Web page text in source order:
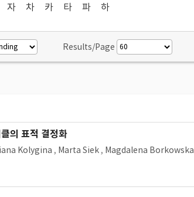
자 차 카 타 파 하
Results/Page
의 표적 결정화
Kolygina , Marta Siek , Magdalena Borkowska